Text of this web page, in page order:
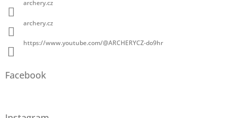
archery.cz
archery.cz
https://www.youtube.com/@ARCHERYCZ-do9hr
Facebook